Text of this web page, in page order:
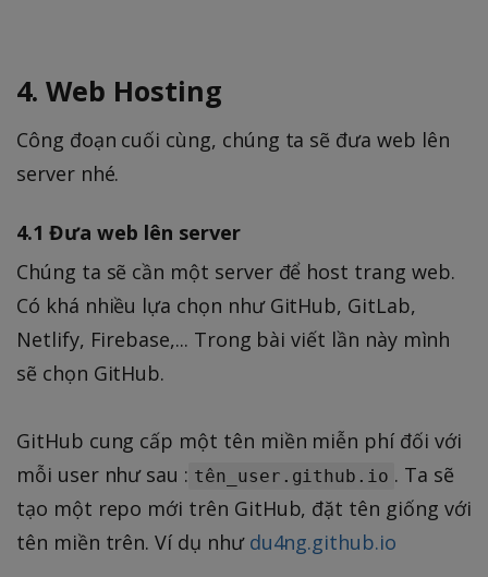
4. Web Hosting
Công đoạn cuối cùng, chúng ta sẽ đưa web lên
server nhé.
4.1 Đưa web lên server
Chúng ta sẽ cần một server để host trang web.
Có khá nhiều lựa chọn như GitHub, GitLab,
Netlify, Firebase,... Trong bài viết lần này mình
sẽ chọn GitHub.
GitHub cung cấp một tên miền miễn phí đối với
mỗi user như sau : tên_user.github.io . Ta sẽ
tạo một repo mới trên GitHub, đặt tên giống với
tên miền trên. Ví dụ như du4ng.github.io